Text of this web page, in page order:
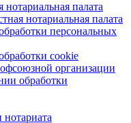
палата
нотариальная палата
персональных
cookie
организации
обработки